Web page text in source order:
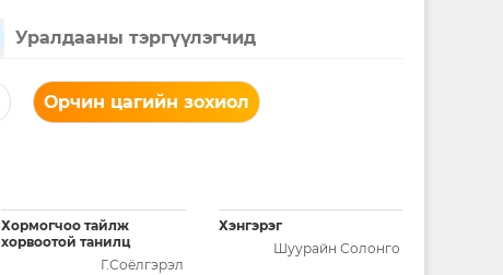
Уралдааны тэргүүлэгчид
Орчин цагийн зохиол
Хормогчоо тайлж
хорвоотой танилц
Г.Соёлгэрэл
Хэнгэрэг
Шуурайн Солонго